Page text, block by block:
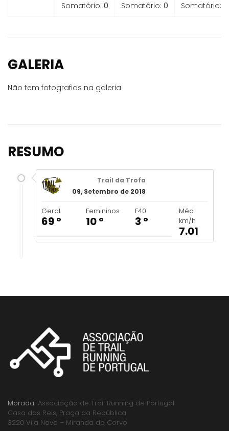
Somatório: 0
Somatório: 0
Somatório:
GALERIA
Não tem fotografias na galeria
RESUMO
Trail da Trofa
09, Setembro de 2018
Geral
69 º
Femininos
10 º
F40
3 º
Méd.
km/h
7.01
Morada: Associação de Trail Running de Portugal
Casa dos Reis, Praça da República
3220 Vila Nova – Miranda do Corvo